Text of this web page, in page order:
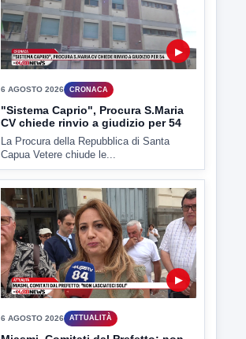
6 AGOSTO 2026
"Sistema Caprio", Procura S.Maria
CV chiede rinvio a giudizio per 54
La Procura della Repubblica di Santa
Capua Vetere chiude le...
▶
6 AGOSTO 2026 ATTUALITÀ
Miasmi, Comitati dal Prefetto: non
lasciateci soli
Comitati dal Prefetto Moscarella. Oltre a
rendere noto il flash...